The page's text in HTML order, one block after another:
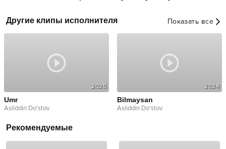
Другие клипы исполнителя Показать все
2025
Umr
Asliddin Do'stov
2024
Bilmaysan
Asliddin Do'stov
Рекомендуемые